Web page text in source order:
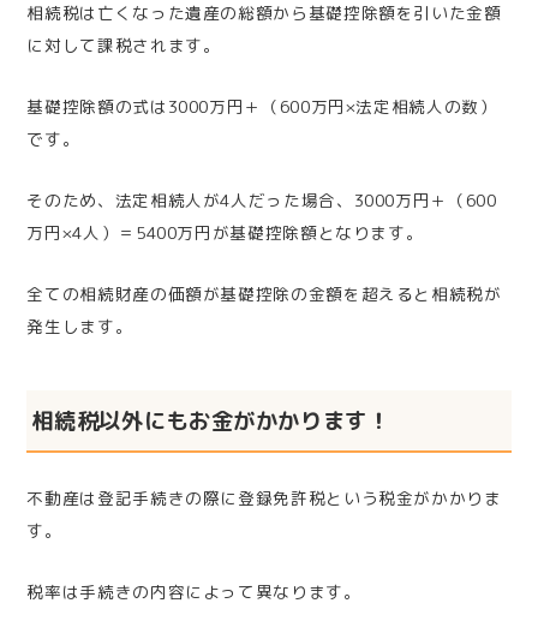
相続税は亡くなった遺産の総額から基礎控除額を引いた金額
に対して課税されます。
基礎控除額の式は3000万円＋（600万円×法定相続人の数）
です。
そのため、法定相続人が4人だった場合、3000万円＋（600
万円×4人）＝5400万円が基礎控除額となります。
全ての相続財産の価額が基礎控除の金額を超えると相続税が
発生します。
相続税以外にもお金がかかります！
不動産は登記手続きの際に登録免許税という税金がかかりま
す。
税率は手続きの内容によって異なります。